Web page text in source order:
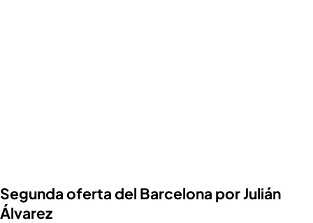
Segunda oferta del Barcelona por Julián
Álvarez